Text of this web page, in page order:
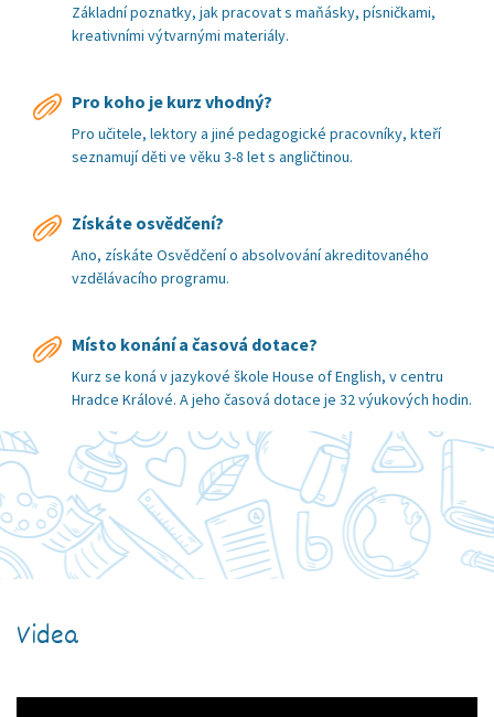
Základní poznatky, jak pracovat s maňásky, písničkami,
kreativními výtvarnými materiály.
Pro koho je kurz vhodný?
Pro učitele, lektory a jiné pedagogické pracovníky, kteří
seznamují děti ve věku 3-8 let s angličtinou.
Získáte osvědčení?
Ano, získáte Osvědčení o absolvování akreditovaného
vzdělávacího programu.
Místo konání a časová dotace?
Kurz se koná v jazykové škole House of English, v centru
Hradce Králové. A jeho časová dotace je 32 výukových hodin.
Videa